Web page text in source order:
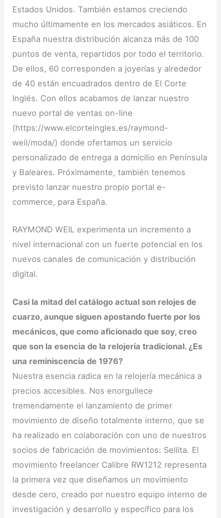
Estados Unidos. También estamos creciendo
mucho últimamente en los mercados asiáticos. En
España nuestra distribución alcanza más de 100
puntos de venta, repartidos por todo el territorio.
De ellos, 60 corresponden a joyerías y alrededor
de 40 están encuadrados dentro de El Corte
Inglés. Con ellos acabamos de lanzar nuestro
nuevo portal de ventas on-line
(https://www.elcorteingles.es/raymond-
weil/moda/) donde ofertamos un servicio
personalizado de entrega a domicilio en Península
y Baleares. Próximamente, también tenemos
previsto lanzar nuestro propio portal e-
commerce, para España.
RAYMOND WEIL experimenta un incremento a
nivel internacional con un fuerte potencial en los
nuevos canales de comunicación y distribución
digital.
Casi la mitad del catálogo actual son relojes de
cuarzo, aunque siguen apostando fuerte por los
mecánicos, que como aficionado que soy, creo
que son la esencia de la relojería tradicional. ¿Es
una reminiscencia de 1976?
Nuestra esencia radica en la relojería mecánica a
precios accesibles. Nos enorgullece
tremendamente el lanzamiento de primer
movimiento de diseño totalmente interno, que se
ha realizado en colaboración con uno de nuestros
socios de fabricación de movimientos: Sellita. El
movimiento freelancer Calibre RW1212 representa
la primera vez que diseñamos un movimiento
desde cero, creado por nuestro equipo interno de
investigación y desarrollo y específico para los